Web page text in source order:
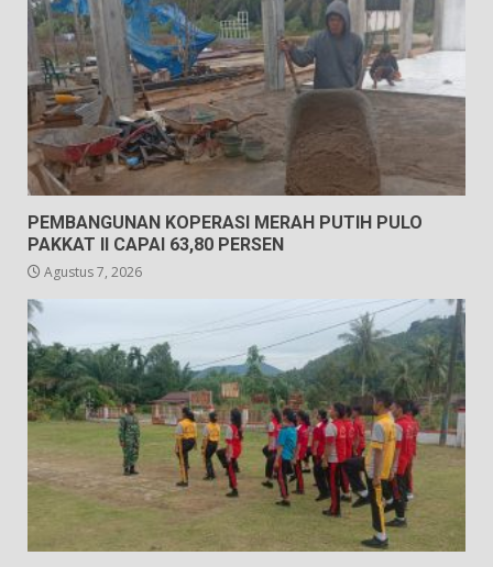
PEMBANGUNAN KOPERASI MERAH PUTIH PULO
PAKKAT II CAPAI 63,80 PERSEN
Agustus 7, 2026